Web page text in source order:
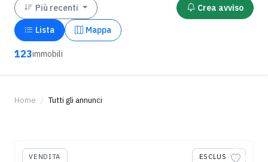
Più recenti Crea avviso
Lista Mappa
123immobili
Home Tutti gli annunci
VENDITA ESCLUSIVA